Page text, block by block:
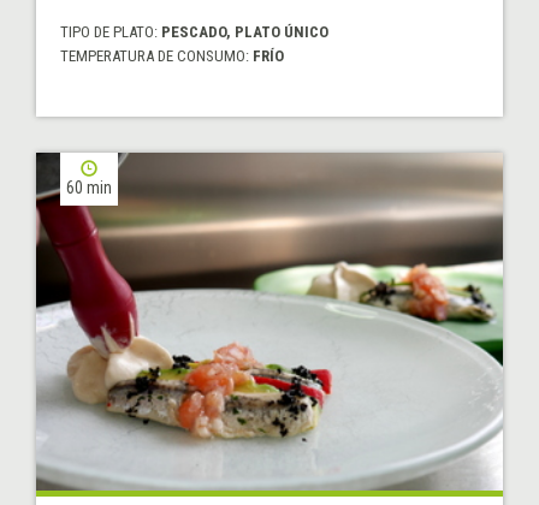
TIPO DE PLATO: PESCADO, PLATO ÚNICO
TEMPERATURA DE CONSUMO: FRÍO
60 min